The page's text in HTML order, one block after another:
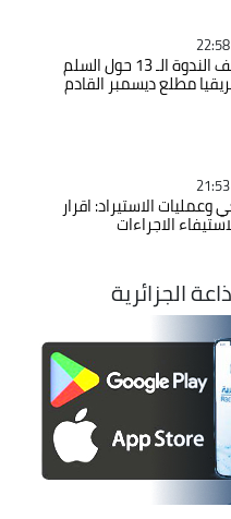
الجزائر تستضيف الندوة الـ 13 حول السلم
مطلع ديسمبر القادم
الاستيراد: اقرار
الاجراءات
الجزائرية